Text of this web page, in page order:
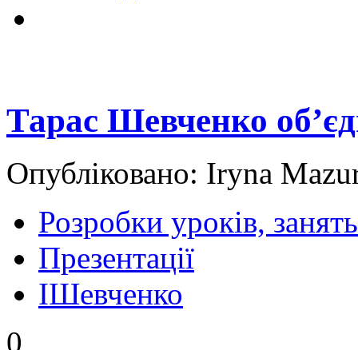
Тарас Шевченко
Опубліковано: Iryna
Розробки уроків, занять
Презентації
IШевченко
0